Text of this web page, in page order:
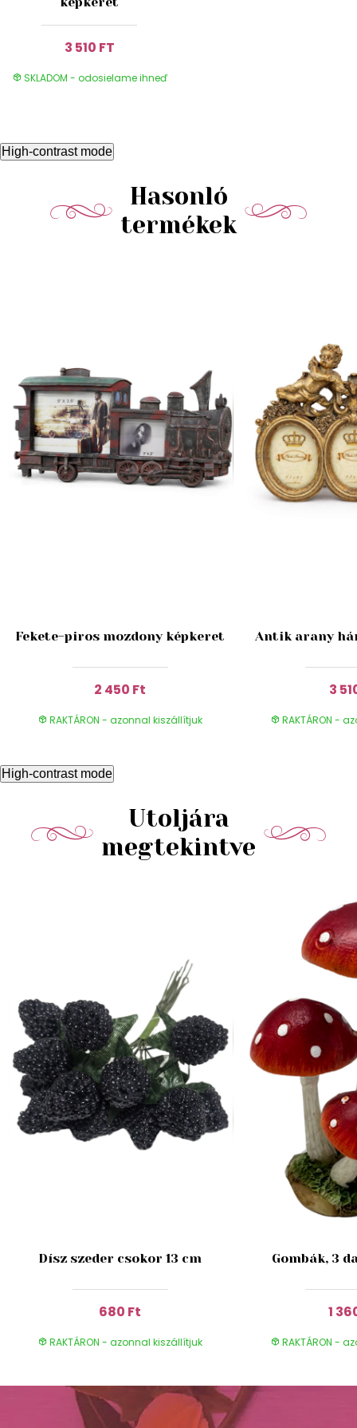
3 510 FT
SKLADOM - odosielame ihneď
High-contrast mode
Hasonló
termékek
Fekete-piros mozdony képkeret
2 450 Ft
RAKTÁRON - azonnal kiszállítjuk
Antik arany
3
RAKTÁRON -
High-contrast mode
Utoljára
megtekintve
Dísz szeder csokor 13 cm
680 Ft
RAKTÁRON - azonnal kiszállítjuk
Gombák, 3
1
RAKTÁRON -